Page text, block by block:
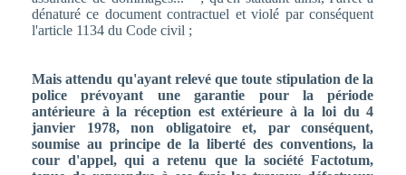
dénaturé ce document contractuel et violé par conséquent
l'article 1134 du Code civil ;
Mais attendu qu'ayant relevé que toute stipulation de la
police prévoyant une garantie pour la période
antérieure à la réception est extérieure à la loi du 4
janvier 1978, non obligatoire et, par conséquent,
soumise au principe de la liberté des conventions, la
cour d'appel, qui a retenu que la société Factotum,